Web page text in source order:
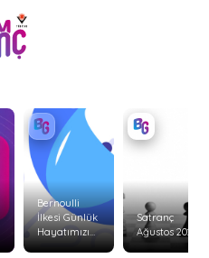
Bernoulli
İlkesi Günlük
Hayatımızı
Nasıl Etkiler?
Satranç
Ağustos 2026